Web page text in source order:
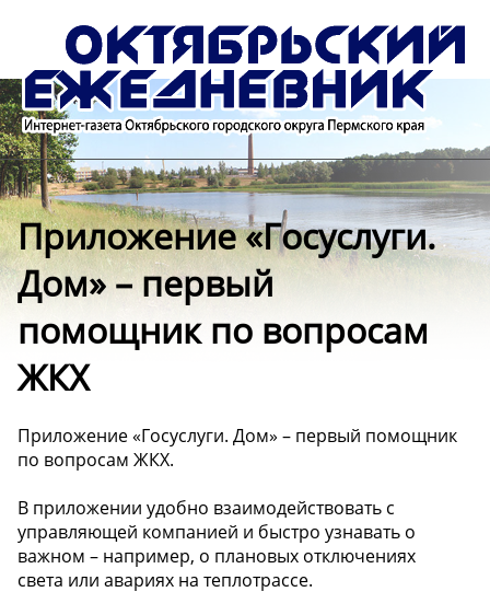
Приложение «Госуслуги.
Дом» – первый
помощник по вопросам
ЖКХ
Приложение «Госуслуги. Дом» – первый помощник
по вопросам ЖКХ.
В приложении удобно взаимодействовать с
управляющей компанией и быстро узнавать о
важном – например, о плановых отключениях
света или авариях на теплотрассе.